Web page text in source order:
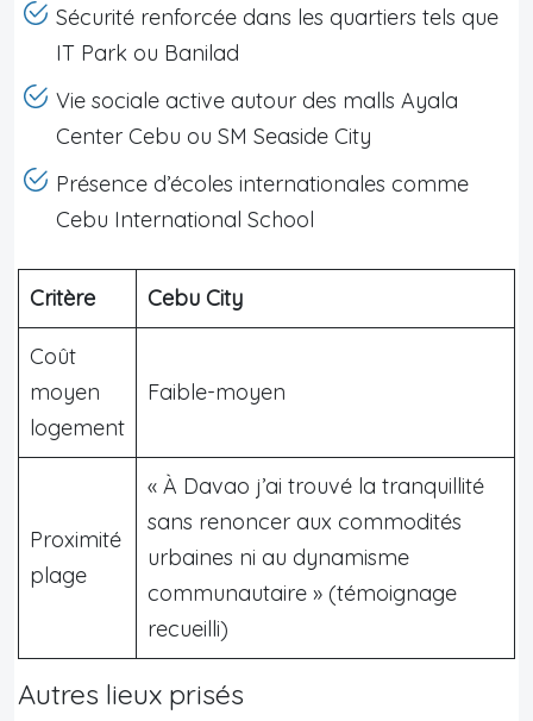
Sécurité renforcée dans les quartiers tels que
IT Park ou Banilad
Vie sociale active autour des malls Ayala
Center Cebu ou SM Seaside City
Présence d’écoles internationales comme
Cebu International School
Critère Cebu City
Coût
moyen
logement
Faible-moyen
Proximité
plage
« À Davao j’ai trouvé la tranquillité
sans renoncer aux commodités
urbaines ni au dynamisme
communautaire » (témoignage
recueilli)
Autres lieux prisés